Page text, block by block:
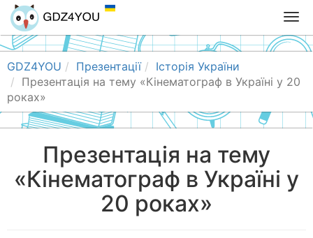
T
o
g
l
n
a
g
a
GDZ4YOU Презентації
Історія України
Презентація на тему «Кінематограф в Україні у 20
роках»
Презентація на тему
«Кінематограф в Україні у
20 роках»